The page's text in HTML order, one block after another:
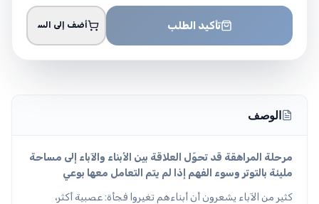
تأكيد الطلب أضف إلى السلة
الوصف
مرحلة المراهقة قد تحوّل العلاقة بين الأبناء والآباء إلى مساحة
مليئة بالتوتر وسوء الفهم إذا لم يتم التعامل معها بوعي
كثير من الآباء يشعرون أن أبناءهم تغيروا فجأة: عصبية أكثر،